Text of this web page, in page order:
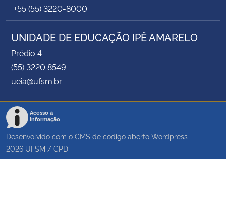
+55 (55) 3220-8000
UNIDADE DE EDUCAÇÃO IPÊ AMARELO
Prédio 4
(55) 3220 8549
ueia@ufsm.br
Acesso à
Informação
Desenvolvido com o CMS de código aberto Wordpress
2026 UFSM / CPD